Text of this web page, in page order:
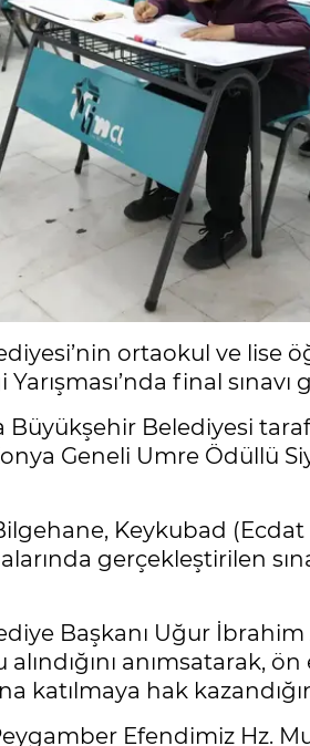
ortaokul ve lise
final
Büyükşehir Belediyesi
Geneli Umre Ödüllü
Keykubad (Ecdat
gerçekleştirilen
Başkanı Uğur
anımsatarak,
katılmaya hak
Efendimiz Hz.